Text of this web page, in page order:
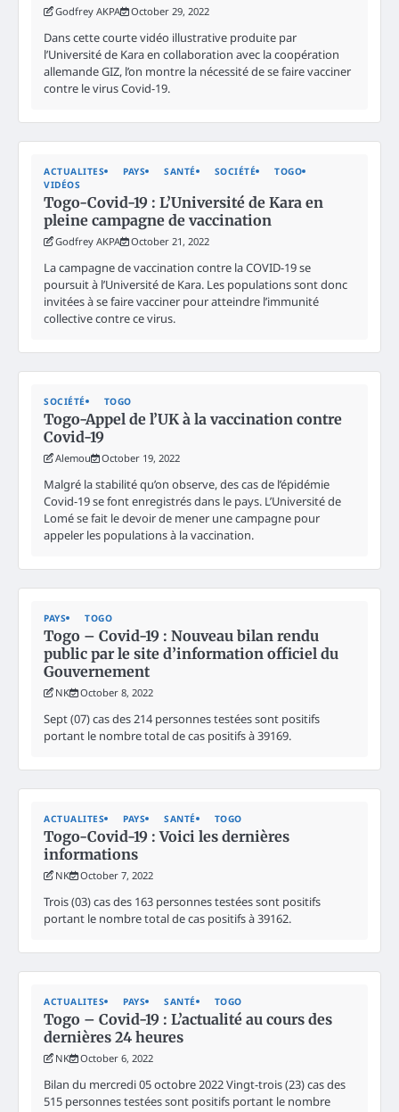
Godfrey AKPA October 29, 2022
Dans cette courte vidéo illustrative produite par
l’Université de Kara en collaboration avec la coopération
allemande GIZ, l’on montre la nécessité de se faire vacciner
contre le virus Covid-19.
ACTUALITES PAYS SANTÉ SOCIÉTÉ
TOGO
VIDÉOS
Togo-Covid-19 : L’Université de Kara en
pleine campagne de vaccination
Godfrey AKPA October 21, 2022
La campagne de vaccination contre la COVID-19 se
poursuit à l’Université de Kara. Les populations sont donc
invitées à se faire vacciner pour atteindre l’immunité
collective contre ce virus.
SOCIÉTÉ TOGO
Togo-Appel de l’UK à la vaccination contre
Covid-19
Alemou October 19, 2022
Malgré la stabilité qu’on observe, des cas de l’épidémie
Covid-19 se font enregistrés dans le pays. L’Université de
Lomé se fait le devoir de mener une campagne pour
appeler les populations à la vaccination.
PAYS TOGO
Togo – Covid-19 : Nouveau bilan rendu
public par le site d’information officiel du
Gouvernement
NK October 8, 2022
Sept (07) cas des 214 personnes testées sont positifs
portant le nombre total de cas positifs à 39169.
ACTUALITES PAYS SANTÉ TOGO
Togo-Covid-19 : Voici les dernières
informations
NK October 7, 2022
Trois (03) cas des 163 personnes testées sont positifs
portant le nombre total de cas positifs à 39162.
ACTUALITES PAYS SANTÉ TOGO
Togo – Covid-19 : L’actualité au cours des
dernières 24 heures
NK October 6, 2022
Bilan du mercredi 05 octobre 2022 Vingt-trois (23) cas des
515 personnes testées sont positifs portant le nombre